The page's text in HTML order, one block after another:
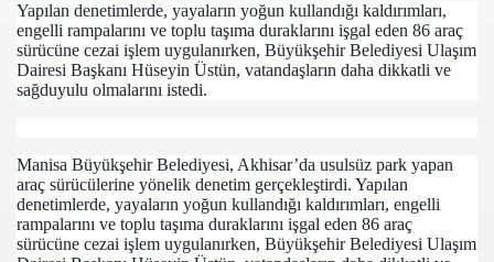
Yapılan denetimlerde, yayaların yoğun kullandığı kaldırımları,
engelli rampalarını ve toplu taşıma duraklarını işgal eden 86 araç
sürücüne cezai işlem uygulanırken, Büyükşehir Belediyesi Ulaşım
Dairesi Başkanı Hüseyin Üstün, vatandaşların daha dikkatli ve
sağduyulu olmalarını istedi.
Manisa Büyükşehir Belediyesi, Akhisar’da usulsüz park yapan
araç sürücülerine yönelik denetim gerçekleştirdi. Yapılan
denetimlerde, yayaların yoğun kullandığı kaldırımları, engelli
rampalarını ve toplu taşıma duraklarını işgal eden 86 araç
sürücüne cezai işlem uygulanırken, Büyükşehir Belediyesi Ulaşım